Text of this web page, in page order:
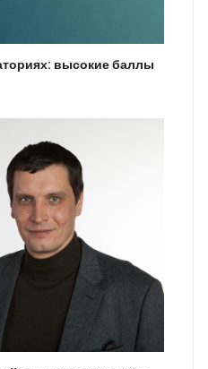
высокие баллы